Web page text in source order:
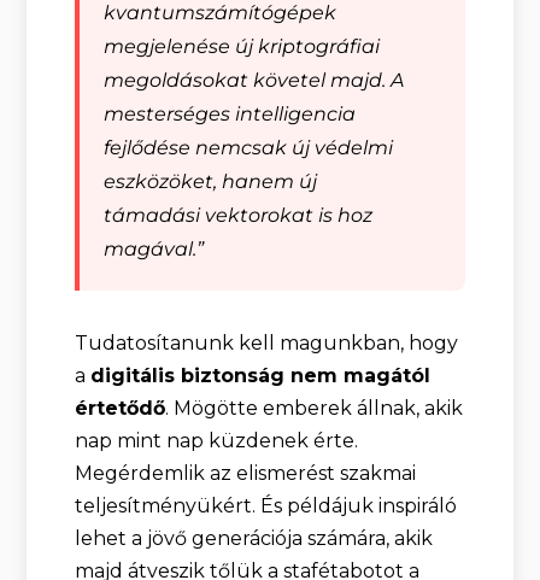
kvantumszámítógépek
megjelenése új kriptográfiai
megoldásokat követel majd. A
mesterséges intelligencia
fejlődése nemcsak új védelmi
eszközöket, hanem új
támadási vektorokat is hoz
magával.”
Tudatosítanunk kell magunkban, hogy
a digitális biztonság nem magától
értetődő. Mögötte emberek állnak, akik
nap mint nap küzdenek érte.
Megérdemlik az elismerést szakmai
teljesítményükért. És példájuk inspiráló
lehet a jövő generációja számára, akik
majd átveszik tőlük a stafétabotot a